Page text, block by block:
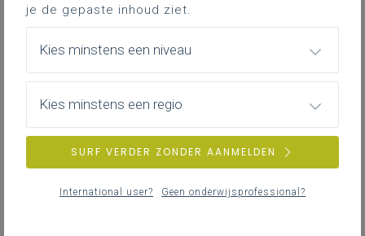
In de leerplannen aardrijkskunde, staat onder
dient de school minimaal de hierna beschreven
infrastructuur en materiële en didactische uitrusting
je de gepaste inhoud ziet.
Kies minstens een niveau
Kies minstens een regio
SURF VERDER ZONDER AANMELDEN
International user? Geen onderwijsprofessional?